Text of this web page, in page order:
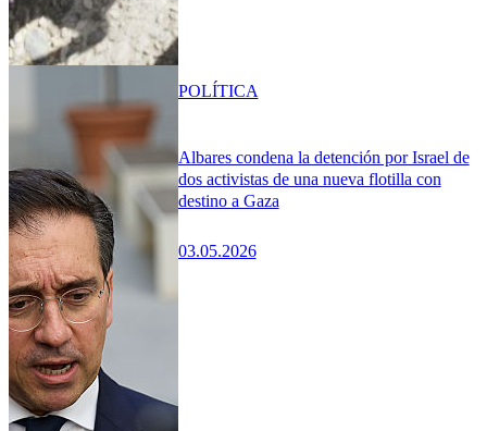
Albares condena la detención por Israel de
dos activistas de una nueva flotilla con
destino a Gaza
03.05.2026
POLÍTICA